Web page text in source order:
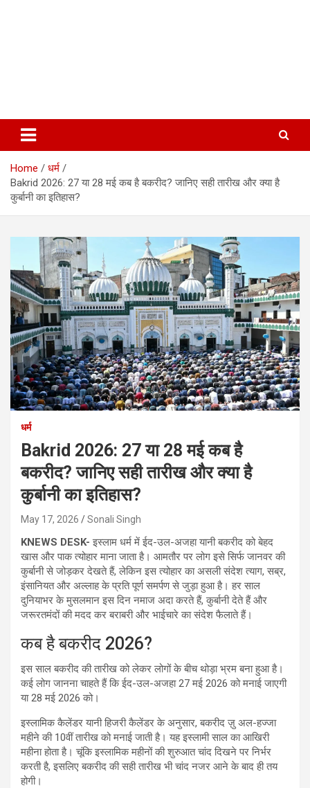
Home
धर्म
Bakrid 2026: 27 या 28 मई कब है बकरीद? जानिए सही तारीख और क्या है
कुर्बानी का इतिहास?
धर्म
Bakrid 2026: 27 या 28 मई कब है
बकरीद? जानिए सही तारीख और क्या है
कुर्बानी का इतिहास?
May 17, 2026 Sonali Singh
KNEWS DESK- इस्लाम धर्म में ईद-उल-अजहा यानी बकरीद को बेहद
खास और पाक त्योहार माना जाता है। आमतौर पर लोग इसे सिर्फ जानवर की
कुर्बानी से जोड़कर देखते हैं, लेकिन इस त्योहार का असली संदेश त्याग, सब्र,
इंसानियत और अल्लाह के प्रति पूर्ण समर्पण से जुड़ा हुआ है। हर साल
दुनियाभर के मुसलमान इस दिन नमाज अदा करते हैं, कुर्बानी देते हैं और
जरूरतमंदों की मदद कर बराबरी और भाईचारे का संदेश फैलाते हैं।
कब है बकरीद 2026?
इस साल बकरीद की तारीख को लेकर लोगों के बीच थोड़ा भ्रम बना हुआ है।
कई लोग जानना चाहते हैं कि ईद-उल-अजहा 27 मई 2026 को मनाई जाएगी
या 28 मई 2026 को।
इस्लामिक कैलेंडर यानी हिजरी कैलेंडर के अनुसार, बकरीद ज़ु अल-हज्जा
महीने की 10वीं तारीख को मनाई जाती है। यह इस्लामी साल का आखिरी
महीना होता है। चूंकि इस्लामिक महीनों की शुरुआत चांद दिखने पर निर्भर
करती है, इसलिए बकरीद की सही तारीख भी चांद नजर आने के बाद ही तय
होगी।